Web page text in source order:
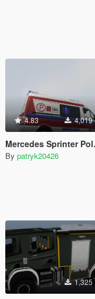
4.83 4,019
Mercedes Sprinter Polski Ambulans FALCK
By patryk20426
1,325